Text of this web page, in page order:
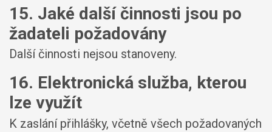
15. Jaké další činnosti jsou po
žadateli požadovány
Další činnosti nejsou stanoveny.
16. Elektronická služba, kterou
lze využít
K zaslání přihlášky, včetně všech požadovaných